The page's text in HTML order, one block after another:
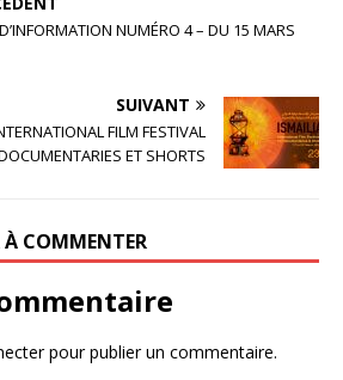
NUMÉRO 4 – DU 15 MARS
SUIVANT
FILM FESTIVAL
ET SHORTS
À COMMENTER
pour publier un commentaire.